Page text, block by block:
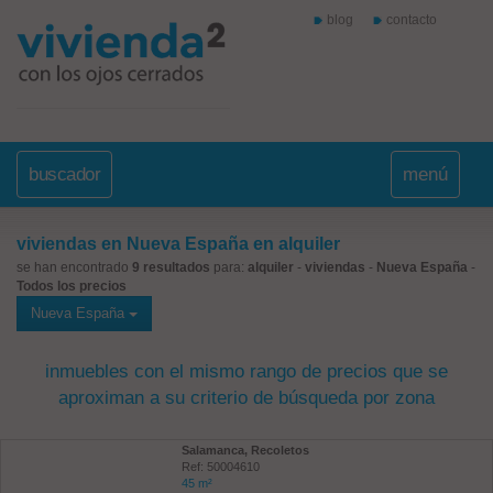
blog contacto
buscador menú
viviendas en Nueva España en alquiler
se han encontrado 9 resultados para: alquiler - viviendas - Nueva España -
Todos los precios
Nueva España
inmuebles con el mismo rango de precios que se
aproximan a su criterio de búsqueda por zona
Salamanca, Recoletos
Ref: 50004610
45 m²